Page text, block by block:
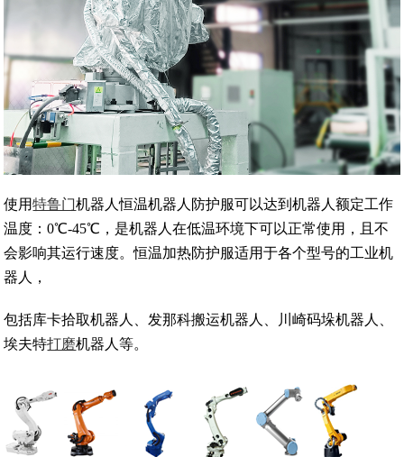
使用特鲁门机器人恒温机器人防护服可以达到机器人额定工作
温度：0℃-45℃，是机器人在低温环境下可以正常使用，且不
会影响其运行速度。恒温加热防护服适用于各个型号的工业机
器人，
包括库卡拾取机器人、发那科搬运机器人、川崎码垛机器人、
埃夫特打磨机器人等。